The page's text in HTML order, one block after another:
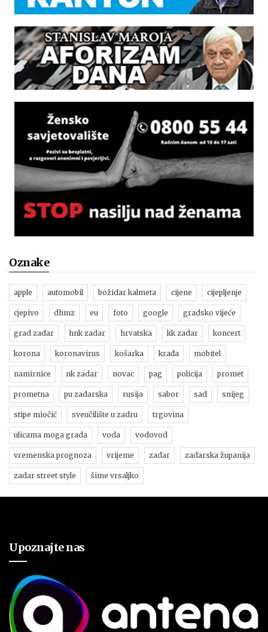
Oznake
apple automobil božidar kalmeta cijene cijepljenje
cjepivo dhmz eu foto google gradsko vijeće
grad zadar hnk zadar hrvatska kk zadar koncert
korona koronavirus košarka krađa mobitel
namirnice nk zadar novac pag policija promet
prometna pu zadarska rusija sabor sad snijeg
stipe miočić sveučilište u zadru trgovina
ulicama moga grada voda vodovod
vremenska prognoza vrijeme zadar zadarska županija
zadar street style šime vrsaljko
Upoznajte nas